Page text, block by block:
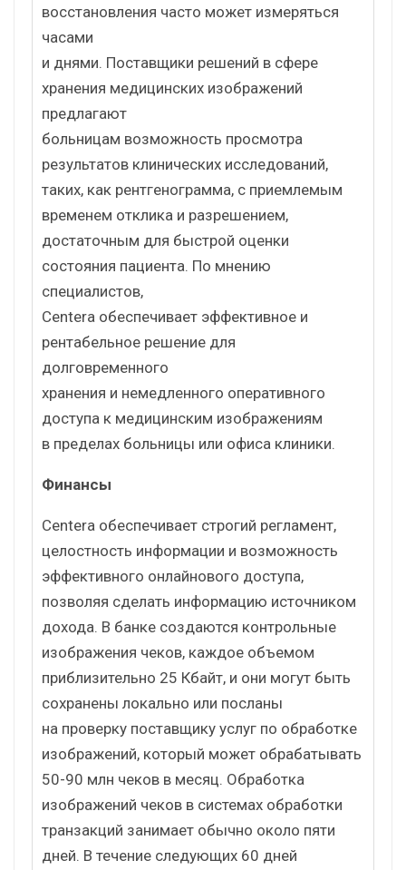
восстановления часто может измеряться
часами
и днями. Поставщики решений в сфере
хранения медицинских изображений
предлагают
больницам возможность просмотра
результатов клинических исследований,
таких, как рентгенограмма, с приемлемым
временем отклика и разрешением,
достаточным для быстрой оценки
состояния пациента. По мнению
специалистов,
Centera обеспечивает эффективное и
рентабельное решение для
долговременного
хранения и немедленного оперативного
доступа к медицинским изображениям
в пределах больницы или офиса клиники.
Финансы
Centera обеспечивает строгий регламент,
целостность информации и возможность
эффективного онлайнового доступа,
позволяя сделать информацию источником
дохода. В банке создаются контрольные
изображения чеков, каждое объемом
приблизительно 25 Кбайт, и они могут быть
сохранены локально или посланы
на проверку поставщику услуг по обработке
изображений, который может обрабатывать
50-90 млн чеков в месяц. Обработка
изображений чеков в системах обработки
транзакций занимает обычно около пяти
дней. В течение следующих 60 дней